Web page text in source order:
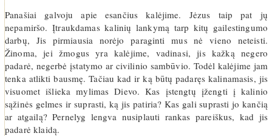
Panašiai galvoju apie esančius kalėjime. Jėzus taip pat jų
nepamiršo. Įtraukdamas kalinių lankymą tarp kitų gailestingumo
darbų, Jis pirmiausia norėjo paraginti mus nė vieno neteisti.
Žinoma, jei žmogus yra kalėjime, vadinasi, jis kažką negero
padarė, negerbė įstatymo ar civilinio sambūvio. Todėl kalėjime jam
tenka atlikti bausmę. Tačiau kad ir ką būtų padaręs kalinamasis, jis
visuomet išlieka mylimas Dievo. Kas įstengtų įžengti į kalinio
sąžinės gelmes ir suprasti, ką jis patiria? Kas gali suprasti jo kančią
ar atgailą? Pernelyg lengva nusiplauti rankas pareiškus, kad jis
padarė klaidą.